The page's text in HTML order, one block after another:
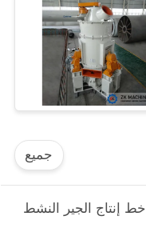
جميع
خط إنتاج الجير النشط